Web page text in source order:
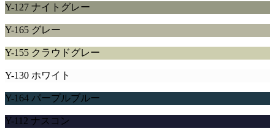
Y-127 ナイトグレー
Y-165 グレー
Y-155 クラウドグレー
Y-130 ホワイト
Y-164 パープルブルー
Y-112 ナスコン